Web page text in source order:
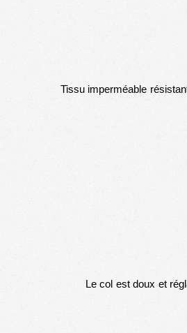
Tissu imperméable
Le col est doux et